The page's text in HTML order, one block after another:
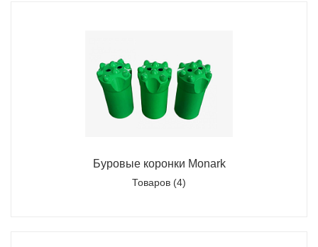
Буровые коронки Monark
Товаров (4)